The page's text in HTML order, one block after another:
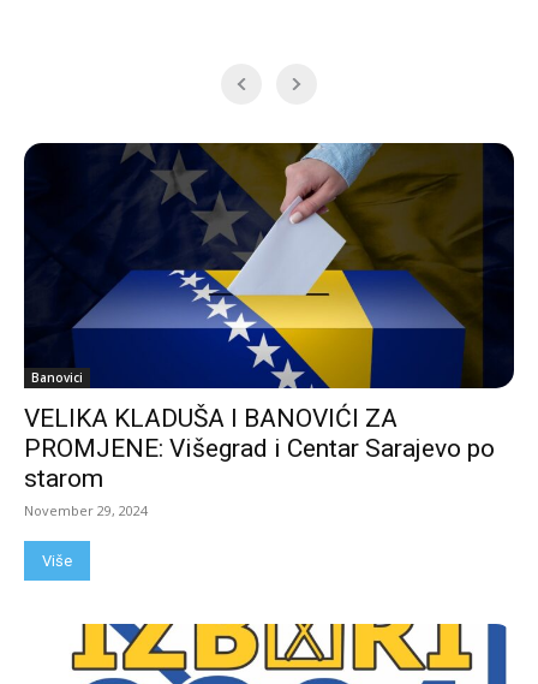
Banovici
VELIKA KLADUŠA I BANOVIĆI ZA
PROMJENE: Višegrad i Centar Sarajevo po
starom
November 29, 2024
Više